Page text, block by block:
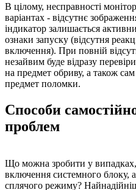
В цілому, несправності
варіантах - відсутнє
індикатор залишається
ознаки запуску (відсутня
включення). При повній
незайвим буде відразу
на предмет обриву, а також
предмет поломки.
Способи
проблем
Що можна зробити у
включення системного блоку,
сплячого режиму?